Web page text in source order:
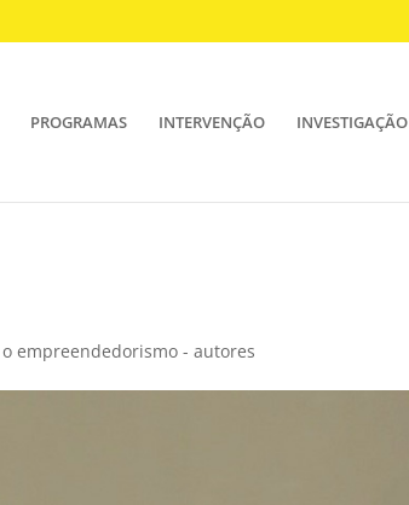
PROGRAMAS INTERVENÇÃO INVESTIGAÇÃO
empreendedorismo - autores